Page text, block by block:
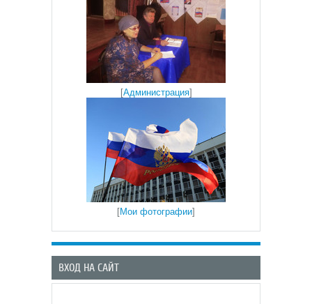
[Администрация]
[Мои фотографии]
ВХОД НА САЙТ